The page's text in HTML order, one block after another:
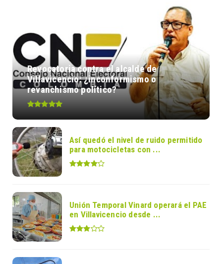
Revocatoria contra el alcalde de
Villavicencio: ¿inconformismo o
revanchismo político?
Así quedó el nivel de ruido permitido
para motocicletas con ...
Unión Temporal Vinard operará el PAE
en Villavicencio desde ...